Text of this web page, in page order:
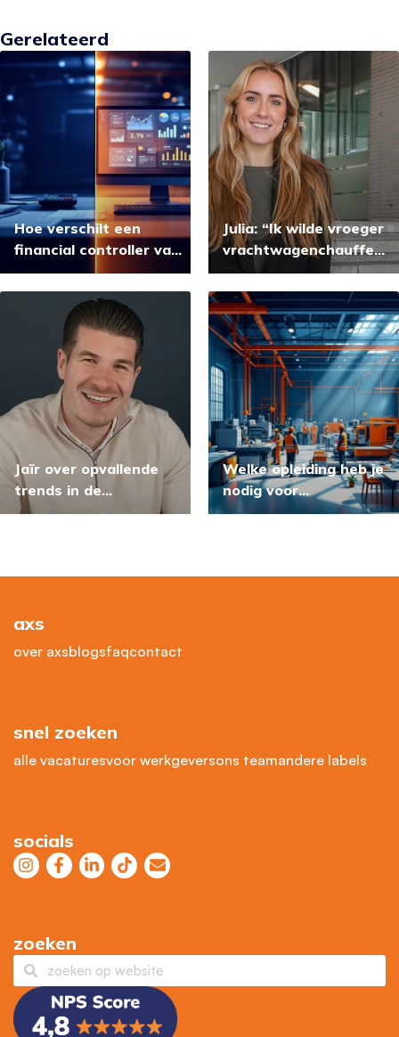
Gerelateerd
Hoe verschilt een
financial controller van
een boekhouder in de
logistiek?
Julia: “Ik wilde vroeger
vrachtwagenchauffeur
worden”
Jaïr over opvallende
trends in de
arbeidsmarkt
Welke opleiding heb je
nodig voor
productiemedewerker?
axs
over axsblogsfaqcontact
snel zoeken
alle vacaturesvoor werkgeversons teamandere labels
socials
zoeken